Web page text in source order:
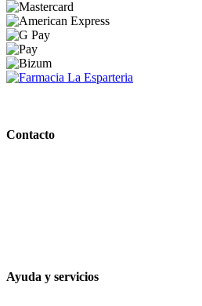
Contacto
Ayuda y servicios